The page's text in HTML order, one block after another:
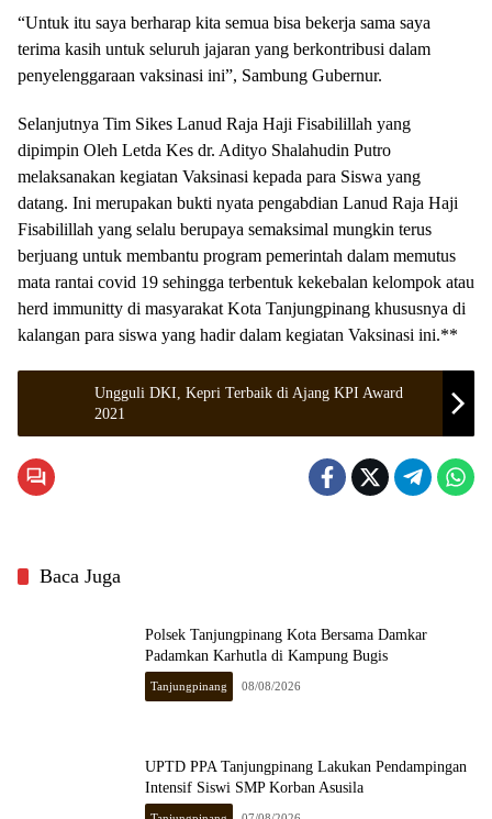
“Untuk itu saya berharap kita semua bisa bekerja sama saya
terima kasih untuk seluruh jajaran yang berkontribusi dalam
penyelenggaraan vaksinasi ini”, Sambung Gubernur.
Selanjutnya Tim Sikes Lanud Raja Haji Fisabilillah yang
dipimpin Oleh Letda Kes dr. Adityo Shalahudin Putro
melaksanakan kegiatan Vaksinasi kepada para Siswa yang
datang. Ini merupakan bukti nyata pengabdian Lanud Raja Haji
Fisabilillah yang selalu berupaya semaksimal mungkin terus
berjuang untuk membantu program pemerintah dalam memutus
mata rantai covid 19 sehingga terbentuk kekebalan kelompok atau
herd immunitty di masyarakat Kota Tanjungpinang khususnya di
kalangan para siswa yang hadir dalam kegiatan Vaksinasi ini.**
Ungguli DKI, Kepri Terbaik di Ajang KPI Award
2021
Baca Juga
Polsek Tanjungpinang Kota Bersama Damkar
Padamkan Karhutla di Kampung Bugis
Tanjungpinang 08/08/2026
UPTD PPA Tanjungpinang Lakukan Pendampingan
Intensif Siswi SMP Korban Asusila